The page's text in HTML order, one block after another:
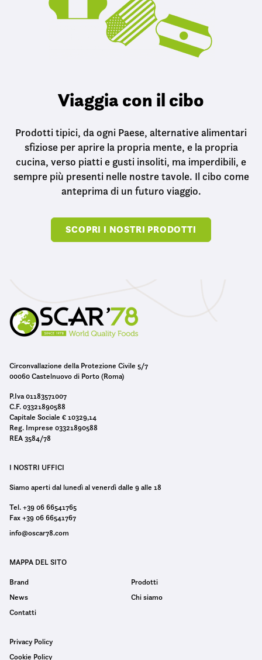
Viaggia con il cibo
Prodotti tipici, da ogni Paese, alternative alimentari
sfiziose per aprire la propria mente, e la propria
cucina, verso piatti e gusti insoliti, ma imperdibili, e
sempre più presenti nelle nostre tavole. Il cibo come
anteprima di un futuro viaggio.
SCOPRI I NOSTRI PRODOTTI
Circonvallazione della Protezione Civile 5/7
00060 Castelnuovo di Porto (Roma)
P.Iva 01183571007
C.F. 03321890588
Capitale Sociale € 10329,14
Reg. Imprese 03321890588
REA 3584/78
I NOSTRI UFFICI
Siamo aperti dal lunedì al venerdì dalle 9 alle 18
Tel. +39 06 66541765
Fax +39 06 66541767
info@oscar78.com
MAPPA DEL SITO
Brand
Prodotti
News
Chi siamo
Contatti
Privacy Policy
Cookie Policy